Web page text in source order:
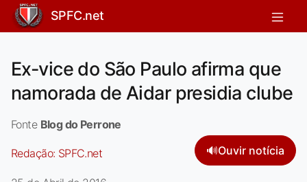
SPFC.net
Ex-vice do São Paulo afirma que
namorada de Aidar presidia clube
Fonte Blog do Perrone
Redação: SPFC.net 🔊Ouvir notícia